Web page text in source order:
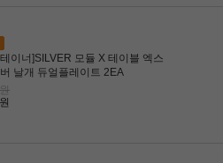
이너]SILVER 모듈 X 테이블 엑스
날개 듀얼플레이트 2EA